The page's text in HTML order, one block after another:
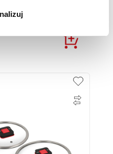
PRO + Patelnia 20 i 24